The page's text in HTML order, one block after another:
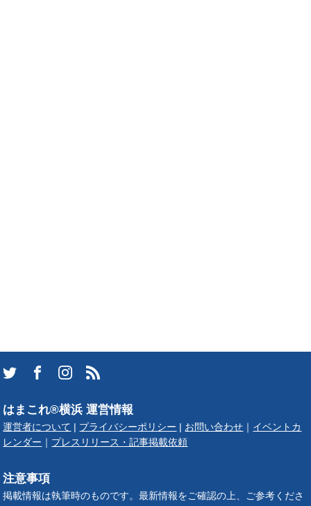
はまこれ®横浜 運営情報
運営者について | プライバシーポリシー | お問い合わせ ｜ イベントカ
レンダー ｜ プレスリリース・記事掲載依頼
注意事項
掲載情報は執筆時のものです。最新情報をご確認の上、ご参考くださ